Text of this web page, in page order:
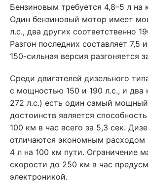
Бензиновым требуется 4,8–5 л на
Один бензиновый мотор имеет
л.с., два других соответственно
Разгон последних составляет 7,5
150-сильная версия разгоняется
Среди двигателей дизельного
с мощностью 150 и 190 л.с., и два
272 л.с.) есть один самый
достоинств является
100 км в час всего за 5,3 сек.
отличаются экономным
4 л на 100 км пути. Ограничение
скорости до 250 км в час
электроникой.